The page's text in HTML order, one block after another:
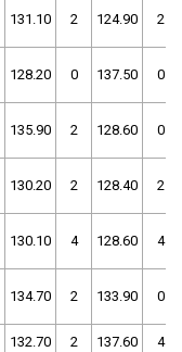
131.10 2 124.90 2
128.20 0 137.50 0
135.90 2 128.60 0
130.20 2 128.40 2
130.10 4 128.60 4
134.70 2 133.90 0
132.70 2 137.60 4